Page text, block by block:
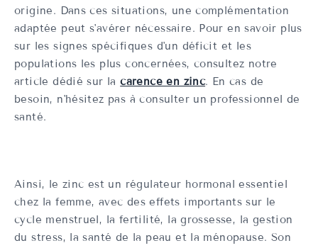
origine. Dans ces situations, une complémentation
adaptée peut s'avérer nécessaire. Pour en savoir plus
sur les signes spécifiques d'un déficit et les
populations les plus concernées, consultez notre
article dédié sur lacarence en zinc. En cas de
besoin, n'hésitez pas à consulter un professionnel de
santé.
Ainsi, le zinc est un régulateur hormonal essentiel
chez la femme, avec des effets importants sur le
cycle menstruel, la fertilité, la grossesse, la gestion
du stress, la santé de la peau et la ménopause. Son